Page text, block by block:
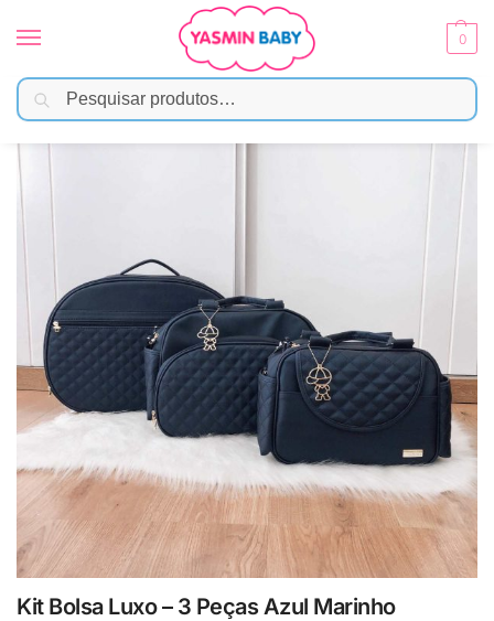
0
Início Enxoval / Bolsas e Mochilas
Kit Bolsa Luxo – 3 Peças Azul Marinho